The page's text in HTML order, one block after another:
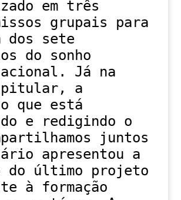
em três
grupais para
dos sete
do sonho
Já na
a
que está
e redigindo o
juntos
apresentou a
do último projeto
à formação